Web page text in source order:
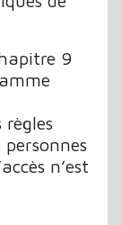
9
règles
n’est